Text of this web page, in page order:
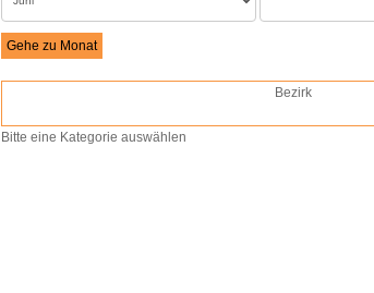
Gehe zu Monat
Bezirk
Bitte eine Kategorie auswählen